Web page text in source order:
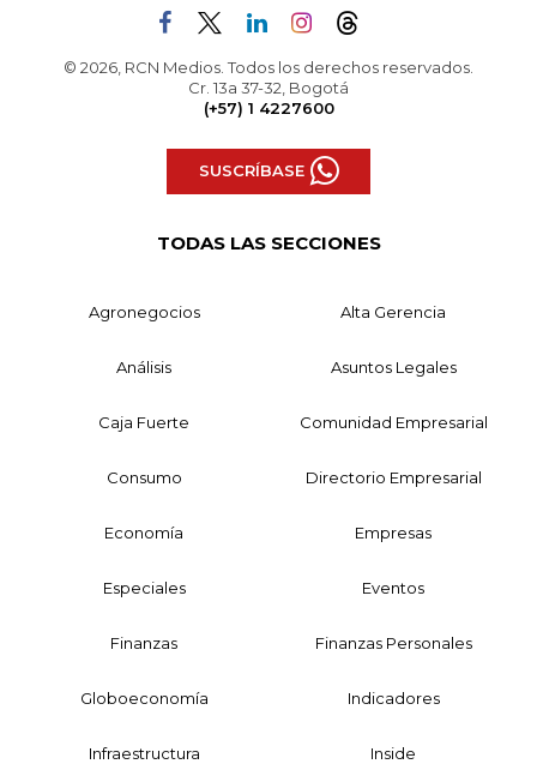
© 2026, RCN Medios. Todos los derechos reservados.
Cr. 13a 37-32, Bogotá
(+57) 1 4227600
SUSCRÍBASE
TODAS LAS SECCIONES
Agronegocios Alta Gerencia
Análisis Asuntos Legales
Caja Fuerte Comunidad Empresarial
Consumo Directorio Empresarial
Economía Empresas
Especiales Eventos
Finanzas Finanzas Personales
Globoeconomía Indicadores
Infraestructura Inside